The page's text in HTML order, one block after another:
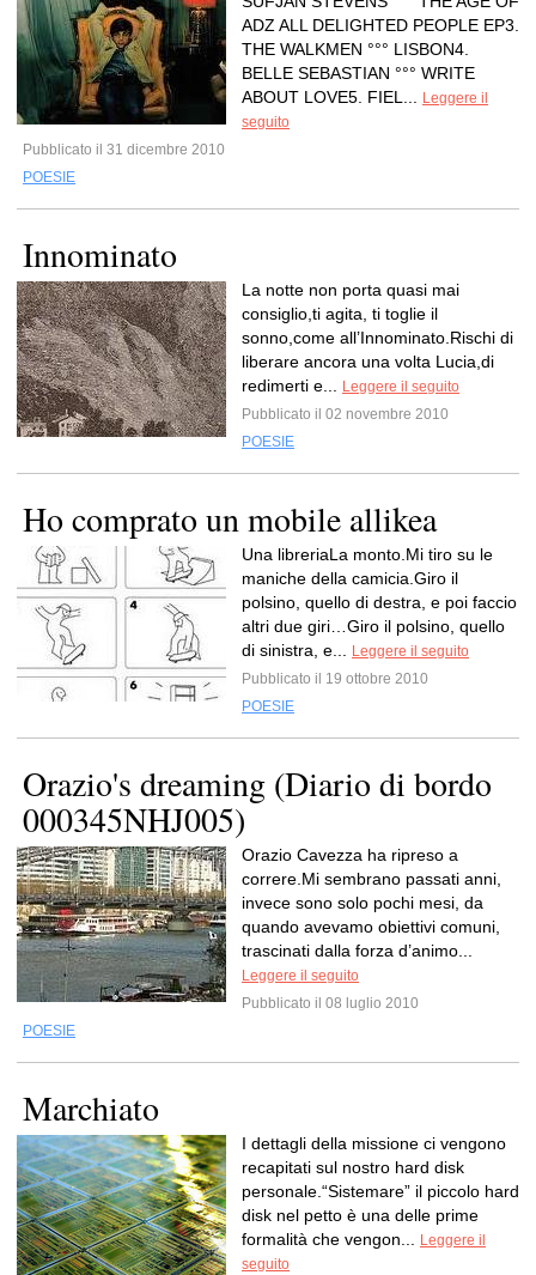
ADZ ALL DELIGHTED PEOPLE EP3.
THE WALKMEN °°° LISBON4.
BELLE SEBASTIAN °°° WRITE
ABOUT LOVE5. FIEL...
Leggere il
seguito
Pubblicato il 31 dicembre 2010
POESIE
Innominato
La notte non porta quasi mai
consiglio,ti agita, ti toglie il
sonno,come all’Innominato.Rischi di
liberare ancora una volta Lucia,di
redimerti e...
Leggere il seguito
Pubblicato il 02 novembre 2010
POESIE
Ho comprato un mobile allikea
Una libreriaLa monto.Mi tiro su le
maniche della camicia.Giro il
polsino, quello di destra, e poi faccio
altri due giri…Giro il polsino, quello
di sinistra, e...
Leggere il seguito
Pubblicato il 19 ottobre 2010
POESIE
Orazio's dreaming (Diario di bordo
000345NHJ005)
Orazio Cavezza ha ripreso a
correre.Mi sembrano passati anni,
invece sono solo pochi mesi, da
quando avevamo obiettivi comuni,
trascinati dalla forza d’animo...
Leggere il seguito
Pubblicato il 08 luglio 2010
POESIE
Marchiato
I dettagli della missione ci vengono
recapitati sul nostro hard disk
personale.“Sistemare” il piccolo hard
disk nel petto è una delle prime
formalità che vengon...
Leggere il
seguito